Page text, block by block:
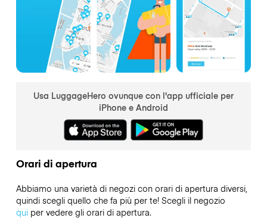
Usa LuggageHero ovunque con l'app ufficiale per
iPhone e Android
Orari di apertura
Abbiamo una varietà di negozi con orari di apertura diversi,
quindi scegli quello che fa più per te! Scegli il negozio
quiper vedere gli orari di apertura.